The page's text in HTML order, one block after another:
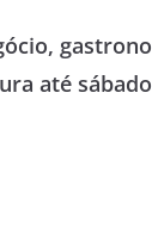
gastrono
até sábado